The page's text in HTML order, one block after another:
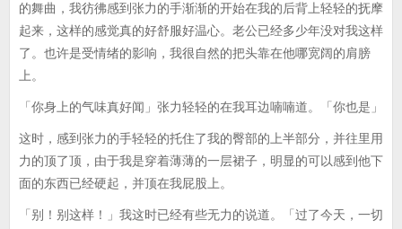
的舞曲，我彷彿感到张力的手渐渐的开始在我的后背上轻轻的抚摩
起来，这样的感觉真的好舒服好温心。老公已经多少年没对我这样
了。也许是受情绪的影响，我很自然的把头靠在他哪宽阔的肩膀
上。
「你身上的气味真好闻」张力轻轻的在我耳边喃喃道。「你也是」
这时，感到张力的手轻轻的托住了我的臀部的上半部分，并往里用
力的顶了顶，由于我是穿着薄薄的一层裙子，明显的可以感到他下
面的东西已经硬起，并顶在我屁股上。
「别！别这样！」我这时已经有些无力的说道。「过了今天，一切